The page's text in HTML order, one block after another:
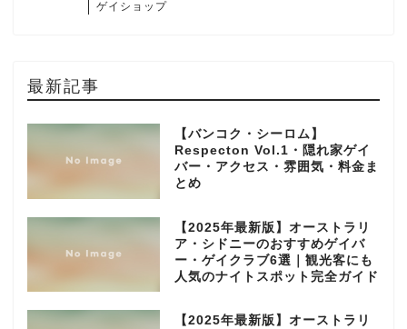
ゲイショップ
最新記事
【バンコク・シーロム】
Respecton Vol.1・隠れ家ゲイ
バー・アクセス・雰囲気・料金ま
とめ
【2025年最新版】オーストラリ
ア・シドニーのおすすめゲイバ
ー・ゲイクラブ6選｜観光客にも
人気のナイトスポット完全ガイド
【2025年最新版】オーストラリ